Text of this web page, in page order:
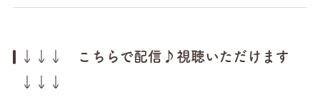
↓↓↓ こちらで配信♪視聴いただけます
↓↓↓